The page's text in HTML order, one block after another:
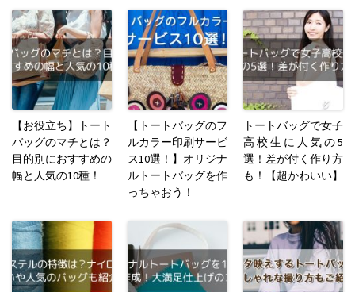
【お役立ち】トート
バッグのマチとは？
目的別におすすめの
幅と人気の10種！
【トートバッグのフ
ルカラー印刷サービ
ス10選！】オリジナ
ルトートバッグを作
っちゃおう！
トートバッグで女子
高校生に人気の5
選！差が付く作り方
も！【超かわいい】